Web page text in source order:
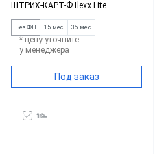
ШТРИХ-КАРТ-Ф Ilexx Lite
Без ФН 15 мес 36 мес
* цену уточните
у менеджера
Под заказ